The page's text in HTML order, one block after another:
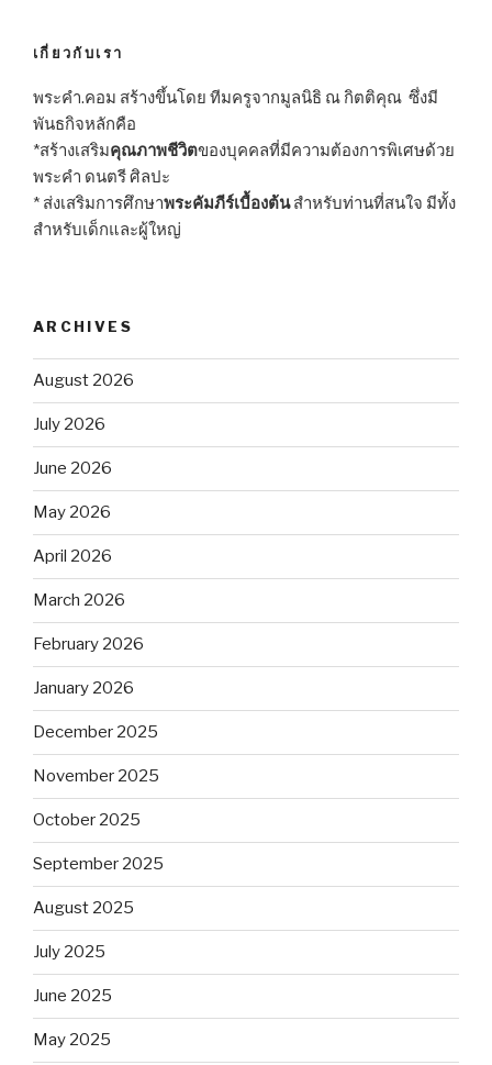
เกี่ยวกับเรา
พระคำ.คอม สร้างขึ้นโดย ทีมครูจากมูลนิธิ ณ กิตติคุณ ซึ่งมี
พันธกิจหลักคือ
*สร้างเสริมคุณภาพชีวิตของบุคคลที่มีความต้องการพิเศษด้วย
พระคำ ดนตรี ศิลปะ
* ส่งเสริมการศึกษาพระคัมภีร์เบื้องต้นสำหรับท่านที่สนใจ มีทั้ง
สำหรับเด็กและผู้ใหญ่
ARCHIVES
August 2026
July 2026
June 2026
May 2026
April 2026
March 2026
February 2026
January 2026
December 2025
November 2025
October 2025
September 2025
August 2025
July 2025
June 2025
May 2025